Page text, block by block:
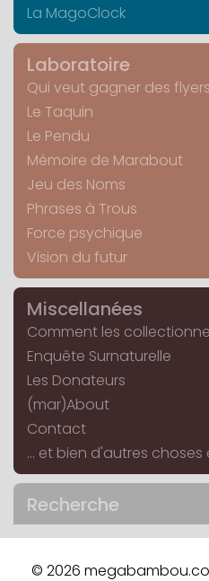
La MagoClock
Laboratoire
Qui veut gagner des
Le Taquin
Le Pendu
Mémoire de Marabout
Jeu des Noms
Phrases à Trous
Force psychique
Vision du futur
Miscellanées
Comment les
Enquête Surnaturelle
Les Donateurs
(mar)About
Contact
... et bien d'autres choses
Recherche
© 2026